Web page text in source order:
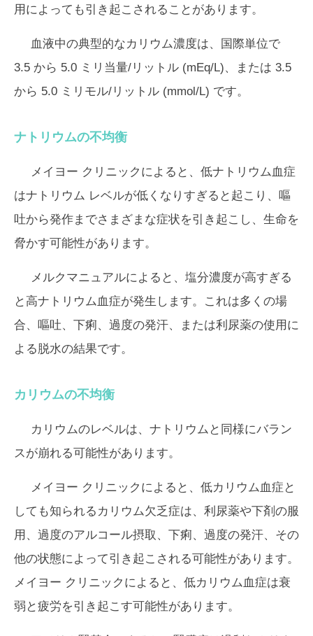
用によっても引き起こされることがあります。
血液中の典型的なカリウム濃度は、国際単位で
3.5 から 5.0 ミリ当量/リットル (mEq/L)、または 3.5
から 5.0 ミリモル/リットル (mmol/L) です。
ナトリウムの不均衡
メイヨー クリニックによると、低ナトリウム血症
はナトリウム レベルが低くなりすぎると起こり、嘔
吐から発作までさまざまな症状を引き起こし、生命を
脅かす可能性があります。
メルクマニュアルによると、塩分濃度が高すぎる
と高ナトリウム血症が発生します。これは多くの場
合、嘔吐、下痢、過度の発汗、または利尿薬の使用に
よる脱水の結果です。
カリウムの不均衡
カリウムのレベルは、ナトリウムと同様にバラン
スが崩れる可能性があります。
メイヨー クリニックによると、低カリウム血症と
しても知られるカリウム欠乏症は、利尿薬や下剤の服
用、過度のアルコール摂取、下痢、過度の発汗、その
他の状態によって引き起こされる可能性があります。
メイヨー クリニックによると、低カリウム血症は衰
弱と疲労を引き起こす可能性があります。